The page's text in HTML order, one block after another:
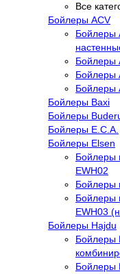
Все
Бойлеры ACV
Бойлеры
Бойлеры
Бойлеры
Бойлеры
Бойлеры Baxi
Бойлеры
Бойлеры E.C.A.
Бойлеры Elsen
Бойлеры
EWH02
Бойлеры
Бойлеры
EWH03
Бойлеры Hajdu
Бойлеры
Бойлеры